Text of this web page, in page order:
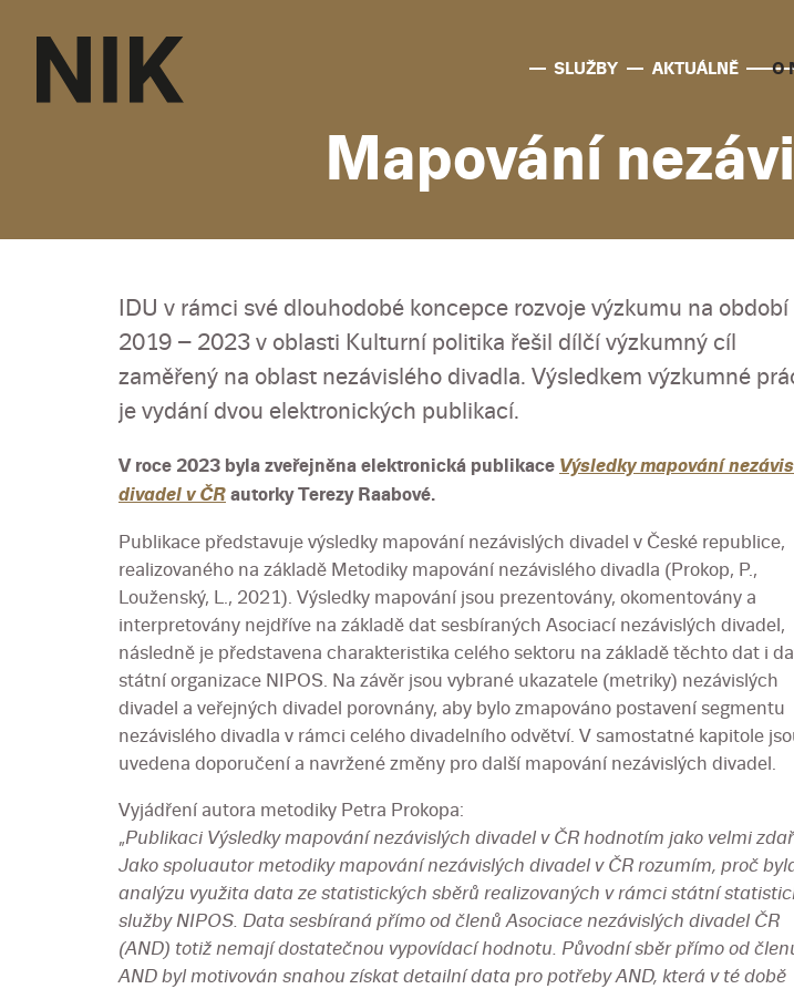
SLUŽBY AKTUÁLNĚ O
Mapování
IDU v rámci své dlouhodobé koncepce rozvoje výzkumu na období
2019 – 2023 v oblasti Kulturní politika řešil dílčí výzkumný cíl
zaměřený na oblast nezávislého divadla. Výsledkem výzkumné
je vydání dvou elektronických publikací.
V roce 2023 byla zveřejněna elektronická publikace Výsledky mapování
divadel v ČR autorky Terezy Raabové.
Publikace představuje výsledky mapování nezávislých divadel v České republice,
realizovaného na základě Metodiky mapování nezávislého divadla (Prokop, P.,
Louženský, L., 2021). Výsledky mapování jsou prezentovány, okomentovány a
interpretovány nejdříve na základě dat sesbíraných Asociací nezávislých divadel,
následně je představena charakteristika celého sektoru na základě těchto dat i
státní organizace NIPOS. Na závěr jsou vybrané ukazatele (metriky) nezávislých
divadel a veřejných divadel porovnány, aby bylo zmapováno postavení segmentu
nezávislého divadla v rámci celého divadelního odvětví. V samostatné kapitole
uvedena doporučení a navržené změny pro další mapování nezávislých divadel.
Vyjádření autora metodiky Petra Prokopa:
„Publikaci Výsledky mapování nezávislých divadel v ČR hodnotím jako velmi
Jako spoluautor metodiky mapování nezávislých divadel v ČR rozumím, proč
analýzu využita data ze statistických sběrů realizovaných v rámci státní
služby NIPOS. Data sesbíraná přímo od členů Asociace nezávislých divadel ČR
(AND) totiž nemají dostatečnou vypovídací hodnotu. Původní sběr přímo od
AND byl motivován snahou získat detailní data pro potřeby AND, která v té době